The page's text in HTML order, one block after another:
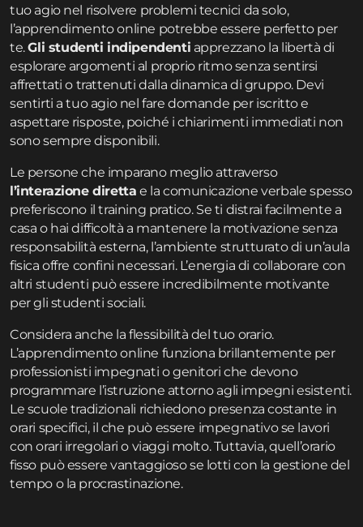
tuo agio nel risolvere problemi tecnici da solo,
l’apprendimento online potrebbe essere perfetto per
te.Gli studenti indipendenti apprezzano la libertà di
esplorare argomenti al proprio ritmo senza sentirsi
affrettati o trattenuti dalla dinamica di gruppo. Devi
sentirti a tuo agio nel fare domande per iscritto e
aspettare risposte, poiché i chiarimenti immediati non
sono sempre disponibili.
Le persone che imparano meglio attraverso
l’interazione diretta e la comunicazione verbale spesso
preferiscono il training pratico. Se ti distrai facilmente a
casa o hai difficoltà a mantenere la motivazione senza
responsabilità esterna, l’ambiente strutturato di un’aula
fisica offre confini necessari. L’energia di collaborare con
altri studenti può essere incredibilmente motivante
per gli studenti sociali.
Considera anche la flessibilità del tuo orario.
L’apprendimento online funziona brillantemente per
professionisti impegnati o genitori che devono
programmare l’istruzione attorno agli impegni esistenti.
Le scuole tradizionali richiedono presenza costante in
orari specifici, il che può essere impegnativo se lavori
con orari irregolari o viaggi molto. Tuttavia, quell’orario
fisso può essere vantaggioso se lotti con la gestione del
tempo o la procrastinazione.